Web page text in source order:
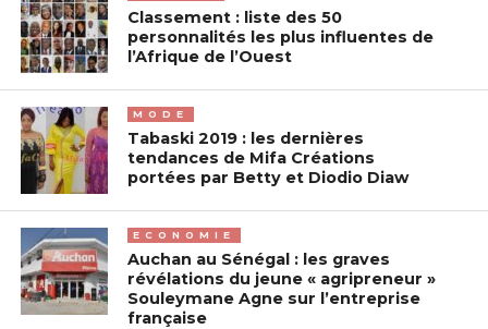
Classement : liste des 50
personnalités les plus influentes de
l’Afrique de l’Ouest
MODE
Tabaski 2019 : les dernières
tendances de Mifa Créations
portées par Betty et Diodio Diaw
ECONOMIE
Auchan au Sénégal : les graves
révélations du jeune « agripreneur »
Souleymane Agne sur l’entreprise
française